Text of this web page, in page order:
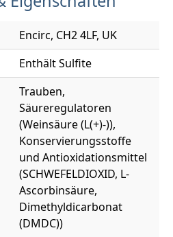
Encirc, CH2 4LF, UK
Enthält Sulfite
Trauben,
Säureregulatoren
(Weinsäure (L(+)-)),
Konservierungsstoffe
und Antioxidationsmittel
(SCHWEFELDIOXID, L-
Ascorbinsäure,
Dimethyldicarbonat
(DMDC))